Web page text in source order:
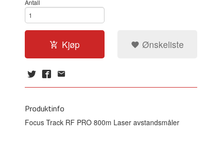
Antall
Kjøp Ønskeliste
Produktinfo
Focus Track RF PRO 800m Laser avstandsmåler